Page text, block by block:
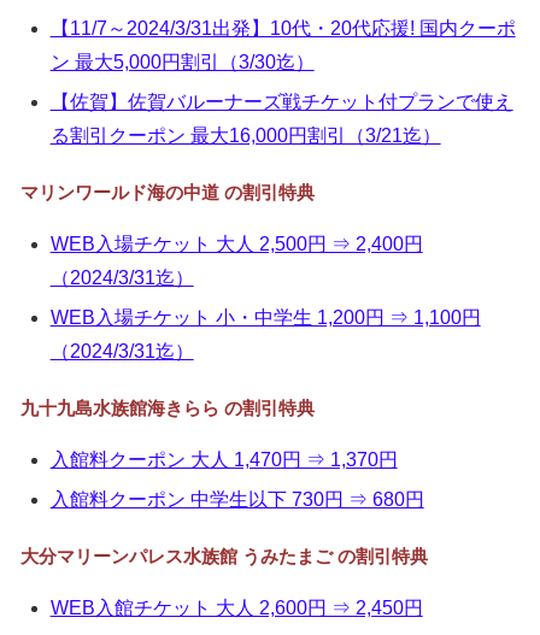
【11/7～2024/3/31出発】10代・20代応援! 国内クーポ
ン 最大5,000円割引（3/30迄）
【佐賀】佐賀バルーナーズ戦チケット付プランで使え
る割引クーポン 最大16,000円割引（3/21迄）
マリンワールド海の中道 の割引特典
WEB入場チケット 大人 2,500円 ⇒ 2,400円
（2024/3/31迄）
WEB入場チケット 小・中学生 1,200円 ⇒ 1,100円
（2024/3/31迄）
九十九島水族館海きらら の割引特典
入館料クーポン 大人 1,470円 ⇒ 1,370円
入館料クーポン 中学生以下 730円 ⇒ 680円
大分マリーンパレス水族館 うみたまご の割引特典
WEB入館チケット 大人 2,600円 ⇒ 2,450円